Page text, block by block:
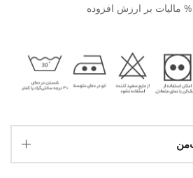
قیمت ها با احتساب 10 % مالیات بر ارزش افزوده